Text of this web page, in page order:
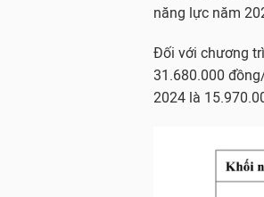
năng lực năm
Đối với chương
31.680.000
2024 là